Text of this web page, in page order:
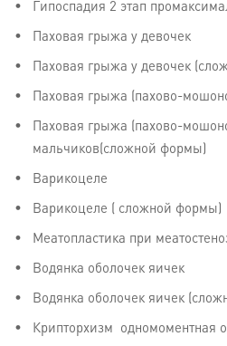
Гипоспадия 2 этап
Паховая грыжа у девочек
Паховая грыжа у девочек
Паховая грыжа (пахово-
Паховая грыжа (пахово-
мальчиков(сложной формы)
Варикоцеле
Варикоцеле ( сложной формы)
Меатопластика при
Водянка оболочек яичек
Водянка оболочек яичек
Крипторхизм одномоментная